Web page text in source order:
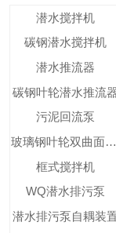
潜水搅拌机
碳钢潜水搅拌机
潜水推流器
碳钢叶轮潜水推流
污泥回流泵
玻璃钢叶轮双曲面搅拌机
框式搅拌机
WQ潜水排污泵
潜水排污泵自耦装